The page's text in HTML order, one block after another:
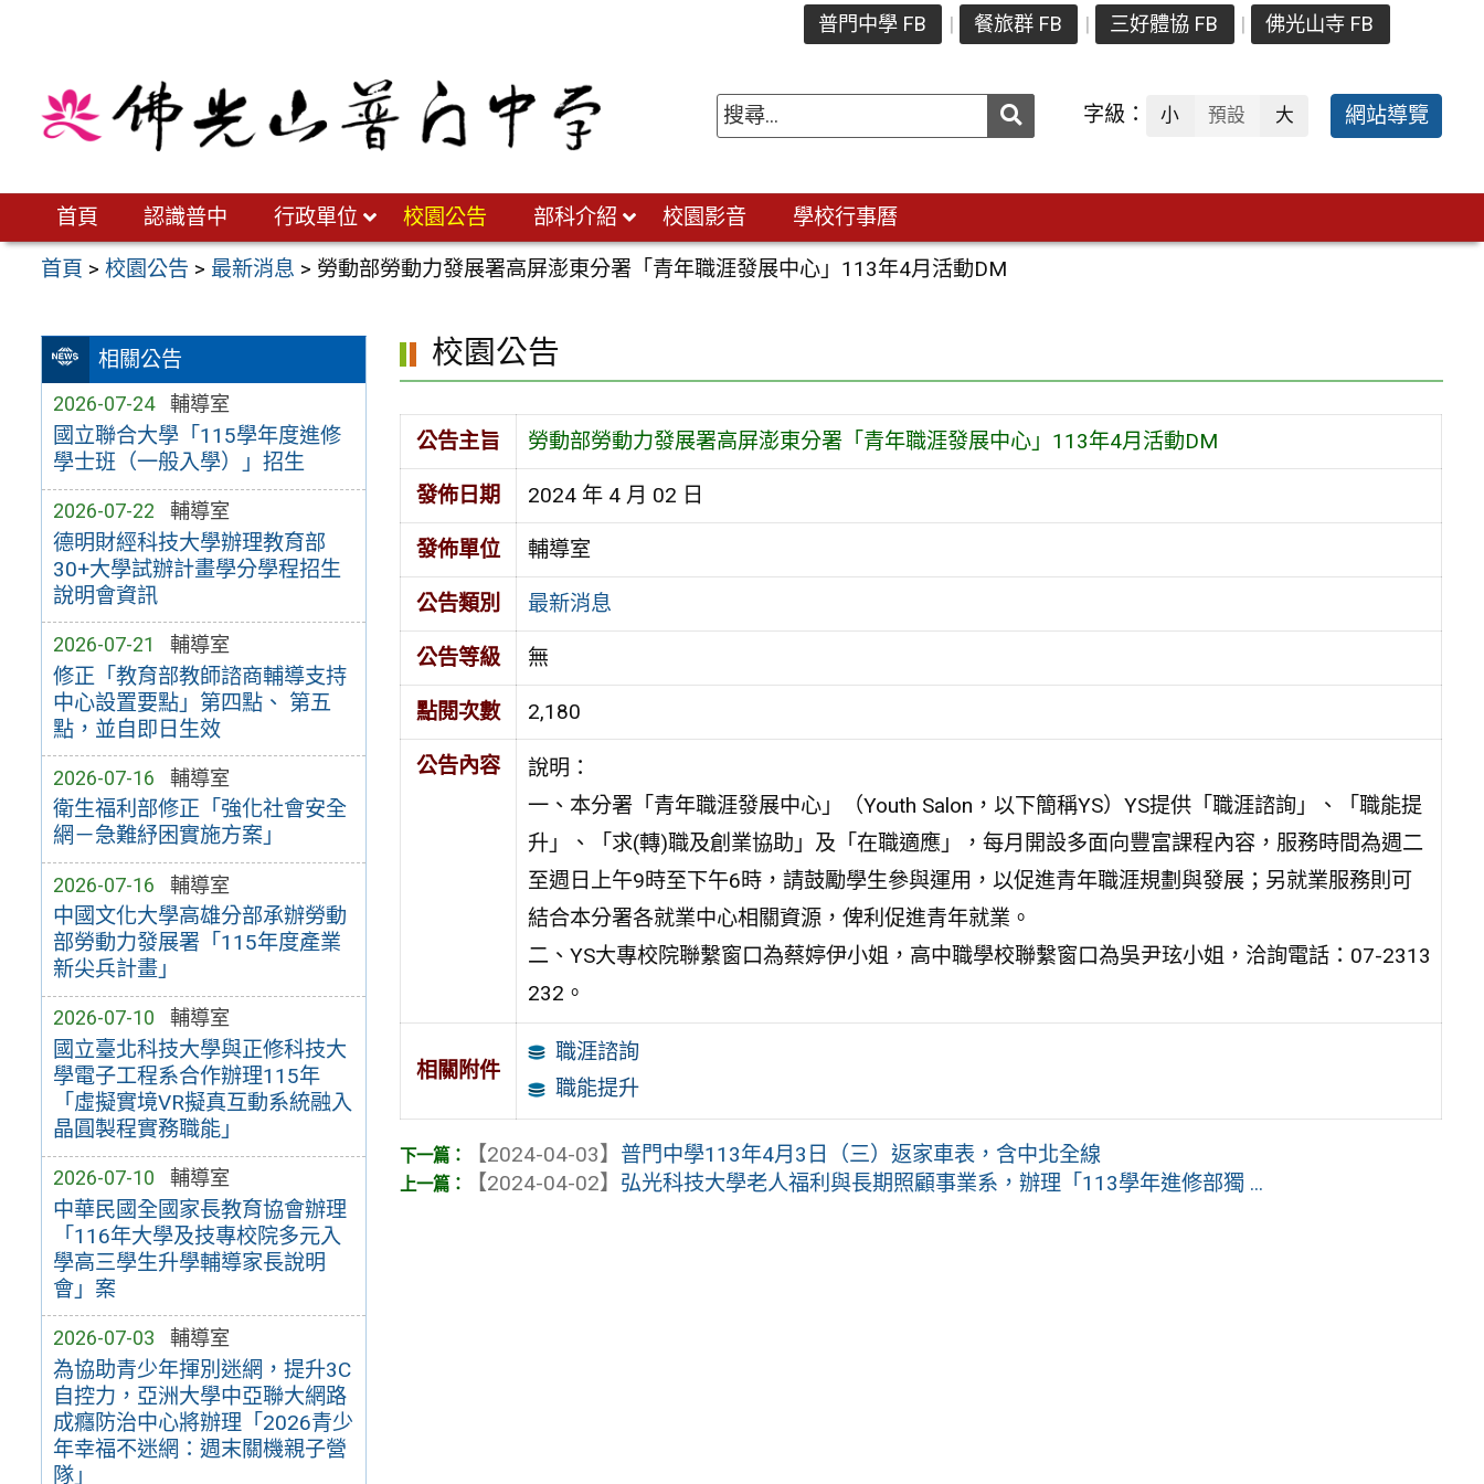
普門中學 FB 餐旅群 FB 三好體協 FB 佛光山寺 FB
送出 字級： 小 預設 大 網站導覽
首頁 認識普中 行政單位 校園公告 部科介紹 校園影音 學校行事曆
首頁 >校園公告 > 最新消息 > 勞動部勞動力發展署高屏澎東分署「青年職涯發展中心」113年4月活動DM
相關公告
2026-07-24 輔導室
國立聯合大學「115學年度進修
學士班（一般入學）」招生
2026-07-22 輔導室
德明財經科技大學辦理教育部
30+大學試辦計畫學分學程招生
說明會資訊
2026-07-21 輔導室
修正「教育部教師諮商輔導支持
中心設置要點」第四點、 第五
點，並自即日生效
2026-07-16 輔導室
衛生福利部修正「強化社會安全
網－急難紓困實施方案」
2026-07-16 輔導室
中國文化大學高雄分部承辦勞動
部勞動力發展署「115年度產業
新尖兵計畫」
2026-07-10 輔導室
國立臺北科技大學與正修科技大
學電子工程系合作辦理115年
「虛擬實境VR擬真互動系統融入
晶圓製程實務職能」
2026-07-10 輔導室
中華民國全國家長教育協會辦理
「116年大學及技專校院多元入
學高三學生升學輔導家長說明
會」案
2026-07-03 輔導室
為協助青少年揮別迷網，提升3C
自控力，亞洲大學中亞聯大網路
成癮防治中心將辦理「2026青少
年幸福不迷網：週末關機親子營
隊」
校園公告
公告主旨 勞動部勞動力發展署高屏澎東分署「青年職涯發展中心」113年4月活動DM
發佈日期 2024 年 4 月 02 日
發佈單位 輔導室
公告類別 最新消息
公告等級 無
點閱次數 2,180
公告內容
說明：
一、本分署「青年職涯發展中心」（Youth Salon，以下簡稱YS）YS提供「職涯諮詢」、「職能提
升」、「求(轉)職及創業協助」及「在職適應」，每月開設多面向豐富課程內容，服務時間為週二
至週日上午9時至下午6時，請鼓勵學生參與運用，以促進青年職涯規劃與發展；另就業服務則可
結合本分署各就業中心相關資源，俾利促進青年就業。
二、YS大專校院聯繫窗口為蔡婷伊小姐，高中職學校聯繫窗口為吳尹玹小姐，洽詢電話：07-2313
232。
相關附件
職涯諮詢
職能提升
【2024-04-03】 普門中學113年4月3日（三）返家車表，含中北全線
【2024-04-02】 弘光科技大學老人福利與長期照顧事業系，辦理「113學年進修部獨 ...